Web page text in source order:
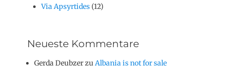
Via Apsyrtides (12)
Neueste Kommentare
Gerda Deubzer zu Albania is not for sale